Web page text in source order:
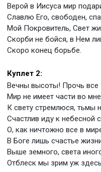
Верой в Иисуса мир
Славлю Его, свободен,
Мой Покровитель, Свет
Скорби не бойся, в Нем
Скоро конец борьбе.
Куплет 2:
Вечны высоты! Прочь все
Мир не имеет части во
К свету стремлюся, тьмы
Счастлив иду к небесной
О, как ничтожно все в
В Боге лишь счастье
Выше земного, света
Отблеск мы зрим уж